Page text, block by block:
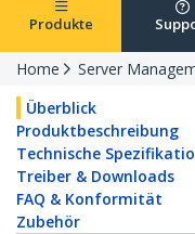
Produkte
Home Server
Überblick
Produktbeschreibung
Technische
Treiber & Downloads
FAQ & Konformität
Zubehör